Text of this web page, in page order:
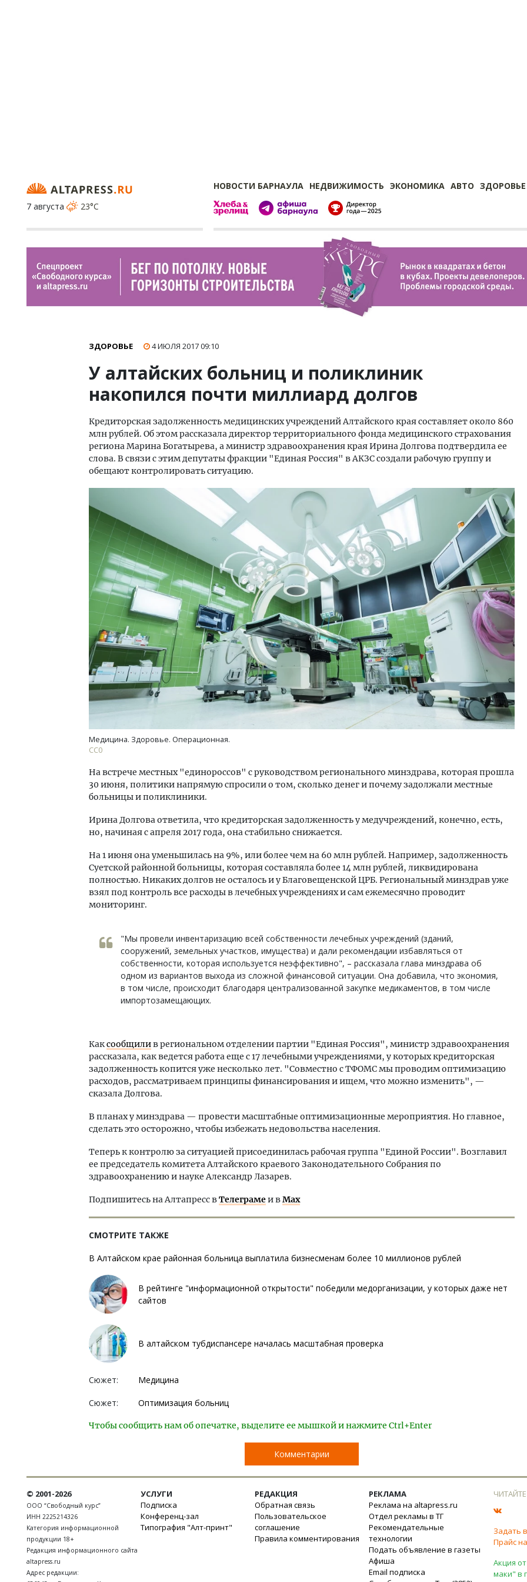
НОВОСТИ БАРНАУЛА НЕДВИЖИМОСТЬ ЭКОНОМИКА АВТО ЗДОРОВЬЕ
7 августа
23°C
ЗДОРОВЬЕ 4 ИЮЛЯ 201709:10
У алтайских больниц и поликлиник
накопился почти миллиард долгов
Кредиторская задолженность медицинских учреждений Алтайского края составляет около 860
млн рублей. Об этом рассказала директор территориального фонда медицинского страхования
региона Марина Богатырева, а министр здравоохранения края Ирина Долгова подтвердила ее
слова. В связи с этим депутаты фракции "Единая Россия" в АКЗС создали рабочую группу и
обещают контролировать ситуацию.
Медицина. Здоровье. Операционная.
СС0
На встрече местных "единороссов" с руководством регионального минздрава, которая прошла
30 июня, политики напрямую спросили о том, сколько денег и почему задолжали местные
больницы и поликлиники.
Ирина Долгова ответила, что кредиторская задолженность у медучреждений, конечно, есть,
но, начиная с апреля 2017 года, она стабильно снижается.
На 1 июня она уменьшилась на 9%, или более чем на 60 млн рублей. Например, задолженность
Суетской районной больницы, которая составляла более 14 млн рублей, ликвидирована
полностью. Никаких долгов не осталось и у Благовещенской ЦРБ. Региональный минздрав уже
взял под контроль все расходы в лечебных учреждениях и сам ежемесячно проводит
мониторинг.
"Мы провели инвентаризацию всей собственности лечебных учреждений (зданий,
сооружений, земельных участков, имущества) и дали рекомендации избавляться от
собственности, которая используется неэффективно", – рассказала глава минздрава об
одном из вариантов выхода из сложной финансовой ситуации. Она добавила, что экономия,
в том числе, происходит благодаря централизованной закупке медикаментов, в том числе
импортозамещающих.
Каксообщилив региональном отделении партии "Единая Россия", министр здравоохранения
рассказала, как ведется работа еще с 17 лечебными учреждениями, у которых кредиторская
задолженность копится уже несколько лет. "Совместно с ТФОМС мы проводим оптимизацию
расходов, рассматриваем принципы финансирования и ищем, что можно изменить", —
сказала Долгова.
В планах у минздрава — провести масштабные оптимизационные мероприятия. Но главное,
сделать это осторожно, чтобы избежать недовольства населения.
Теперь к контролю за ситуацией присоединилась рабочая группа "Единой России". Возглавил
ее председатель комитета Алтайского краевого Законодательного Собрания по
здравоохранению и науке Александр Лазарев.
Подпишитесь на Алтапресс вТелеграмеи вMax
СМОТРИТЕ ТАКЖЕ
В Алтайском крае районная больница выплатила бизнесменам более 10 миллионов рублей
В рейтинге "информационной открытости" победили медорганизации, у которых даже нет
сайтов
В алтайском тубдиспансере началась масштабная проверка
Сюжет: Медицина
Сюжет: Оптимизация больниц
Чтобы сообщить нам об опечатке, выделите ее мышкой и нажмите Ctrl+Enter
Комментарии
Ищем новые берега. Гендиректор
«Жилищной инициативы» Юрий
Гатилов — о том, как девелоперу
оставаться на плаву, когда рынок
штормит
СТРОИТЕЛЬСТВО
Смелость архитектурных идей.
Генеральный директор компании
ЗИАС — об эстетике городов,
трендах в фасадах и развитии рынка
СТРОИТЕЛЬСТВО
Архитектурный код
земли. Мощение
плитами становится
стандартом
СТРОИТЕЛЬСТВО
© 2001-2026
ООО “Свободный курс”
ИНН 2225214326
Категория информационной
продукции 18+
Редакция информационного сайта
altapress.ru
Адрес редакции:
УСЛУГИ
Подписка
Конференц-зал
Типография "Алт-принт"
РЕДАКЦИЯ
Обратная связь
Пользовательское
соглашение
Правила комментирования
РЕКЛАМА
Реклама на altapress.ru
Отдел рекламы в ТГ
Рекомендательные
технологии
Подать объявление в газеты
Афиша
Email подписка
Задать
Прайс
Акция
маки" в